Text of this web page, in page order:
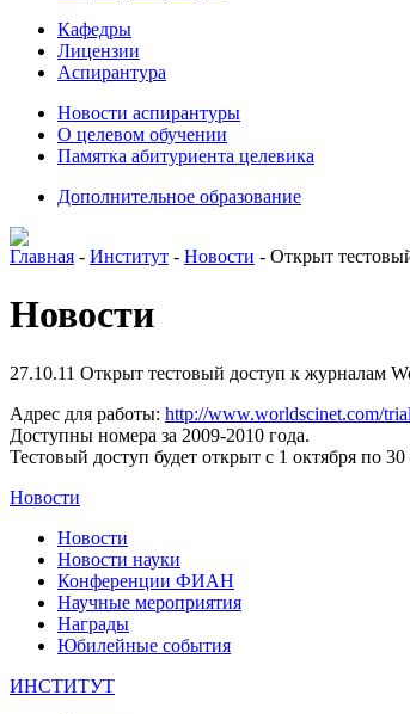
Кафедры
Лицензии
Аспирантура
Новости аспирантуры
О целевом обучении
Памятка абитуриента целевика
Дополнительное образование
Главная - Институт - Новости - Открыт
Новости
27.10.11 Открыт тестовый доступ к журналам
Адрес для работы: http://www.worldscinet.com/
Доступны номера за 2009-2010 года.
Тестовый доступ будет открыт с 1 октября по 30
Новости
Новости
Новости науки
Конференции ФИАН
Научные мероприятия
Награды
Юбилейные события
ИНСТИТУТ